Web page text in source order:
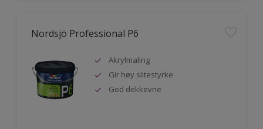
Nordsjö Professional P6
Akrylmaling
Gir høy slitestyrke
God dekkevne